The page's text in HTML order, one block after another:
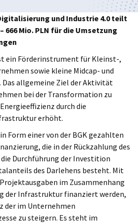
Poland
und Industrie 4.0 teilt
666 Mio. PLN für die Umsetzung
ein Förderinstrument für Kleinst-,
sowie kleine Midcap- und
Das allgemeine Ziel der Aktivität
bei der Transformation zu
durch die
erhöht.
Form einer von der BGK gezahlten
die in der Rückzahlung des
Durchführung der Investition
des Darlehens besteht. Mit
im Zusammenhang
der Infrastruktur finanziert werden,
der im Unternehmen
zu steigern. Es steht im